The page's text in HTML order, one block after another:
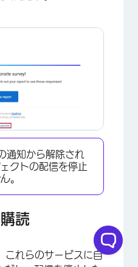
通知から解除され
クトの配信を停止
。
読
これらのサービスに自